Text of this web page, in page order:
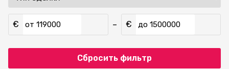
€ от – € до
Сбросить фильтр